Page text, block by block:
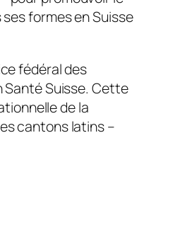
formes en Suisse
fédéral des
Santé Suisse. Cette
de la
cantons latins –